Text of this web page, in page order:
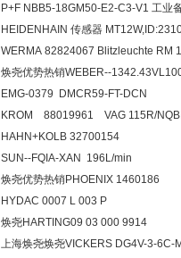
P+F NBB5-18GM50-E2-C3-V1 工业
HEIDENHAIN 传感器
WERMA 82824067 Blitzleuchte RM
焕尧优势热销WEBER--
EMG-0379 DMCR59-FT-DCN
KROM 88019961 VAG 115R/
HAHN+KOLB 32700154
SUN--FQIA-XAN 196L/min
焕尧优势热销PHOENIX 1460186
HYDAC 0007 L 003 P
焕尧HARTING09 03 000 9914
上海焕尧焕尧VICKERS DG4V-3-